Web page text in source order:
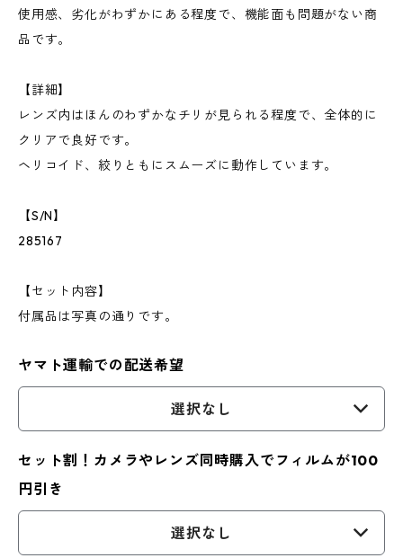
使用感、劣化がわずかにある程度で、機能面も問題がない商
品です。
【詳細】
レンズ内はほんのわずかなチリが見られる程度で、全体的に
クリアで良好です。
ヘリコイド、絞りともにスムーズに動作しています。
【S/N】
285167
【セット内容】
付属品は写真の通りです。
ヤマト運輸での配送希望
選択なし
セット割！カメラやレンズ同時購入でフィルムが100
円引き
選択なし